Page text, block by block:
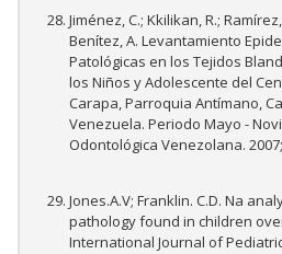
Jiménez, C.; Kkilikan, R.;
Benítez, A. Levantamiento
Patológicas en los Tejidos
los Niños y Adolescente del
Carapa, Parroquia Antímano,
Venezuela. Periodo Mayo -
Odontológica Venezolana.
Jones.A.V; Franklin. C.D. Na
pathology found in children
International Journal of